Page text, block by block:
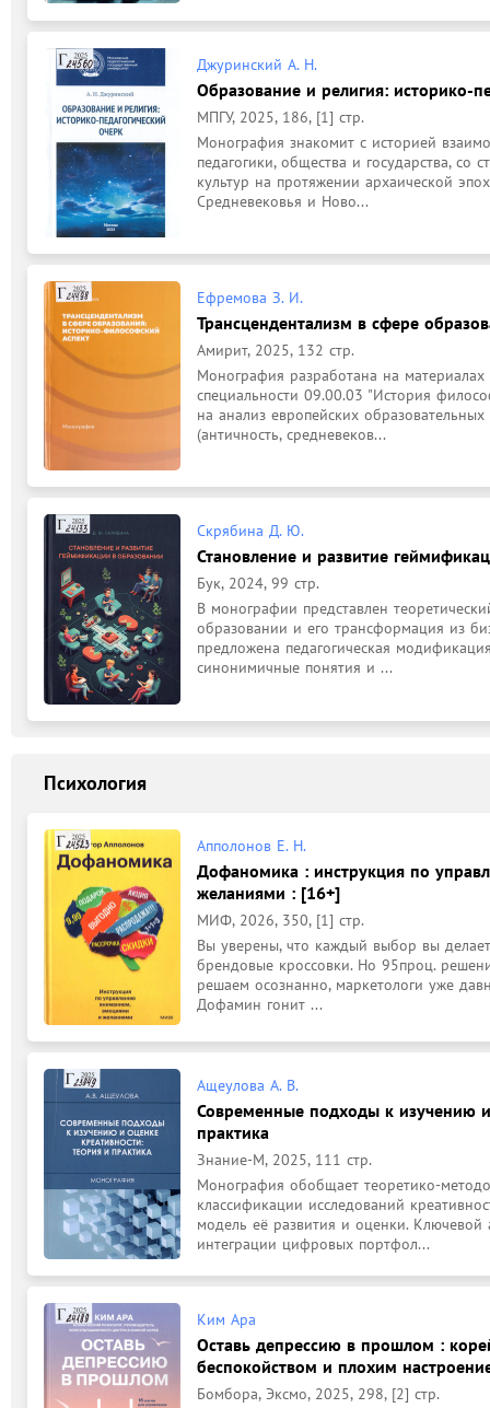
Джуринский А. Н.
Образование и религия: историко-
МПГУ, 2025, 186, [1] стр.
Монография знакомит с историей
педагогики, общества и государства, со
культур на протяжении архаической
Средневековья и Ново...
Ефремова З. И.
Трансцендентализм в сфере
Амирит, 2025, 132 стр.
Монография разработана на
специальности 09.00.03 "История
на анализ европейских
(античность, средневеков...
Скрябина Д. Ю.
Становление и развитие
Бук, 2024, 99 стр.
В монографии представлен
образовании и его трансформация из
предложена педагогическая
синонимичные понятия и ...
Психология
Апполонов Е. Н.
Дофаномика : инструкция по
желаниями : [16+]
МИФ, 2026, 350, [1] стр.
Вы уверены, что каждый выбор вы
брендовые кроссовки. Но 95проц.
решаем осознанно, маркетологи уже
Дофамин гонит ...
Ащеулова А. В.
Современные подходы к изучению
практика
Знание-М, 2025, 111 стр.
Монография обобщает теоретико-
классификации исследований
модель её развития и оценки.
интеграции цифровых портфол...
Ким Ара
Оставь депрессию в прошлом :
беспокойством и плохим
Бомбора, Эксмо, 2025, 298, [2] стр.